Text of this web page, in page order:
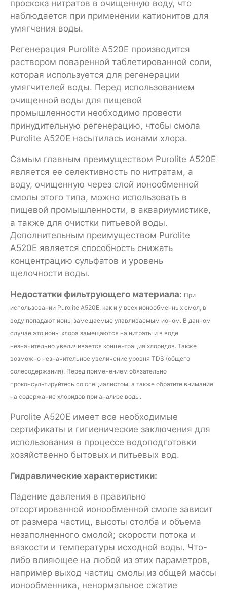
проскока нитратов в очищенную воду, что
наблюдается при применении катионитов для
умягчения воды.
Регенерация Purolite А520Е производится
раствором поваренной таблетированной соли,
которая используется для регенерации
умягчителей воды. Перед использованием
очищенной воды для пищевой
промышленности необходимо провести
принудительную регенерацию, чтобы смола
Purolite А520Е насытилась ионами хлора.
Самым главным преимуществом Purolite А520Е
является ее селективность по нитратам, а
воду, очищенную через слой ионообменной
смолы этого типа, можно использовать в
пищевой промышленности, в аквариумистике,
а также для очистки питьевой воды.
Дополнительным преимуществом Purolite
А520Е является способность снижать
концентрацию сульфатов и уровень
щелочности воды.
Недостатки фильтрующего материала: При
использовании Purolite А520Е, как и у всех ионообменных смол, в
воду попадают ионы замещаемые улавливаемым ионом. В данном
случае это ионы хлора замещаются на нитраты и в воде
незначительно увеличивается концентрация хлоридов. Также
возможно незначительное увеличение уровня TDS (общего
солесодержания). Перед применением обязательно
проконсультируйтесь со специалистом, а также обратите внимание
на содержание хлоридов при анализе воды.
Purolite А520Е имеет все необходимые
сертификаты и гигиенические заключения для
использования в процессе водоподготовки
хозяйственно бытовых и питьевых вод.
Гидравлические характеристики:
Падение давления в правильно
отсортированной ионообменной смоле зависит
от размера частиц, высоты столба и объема
незаполненного смолой; скорости потока и
вязкости и температуры исходной воды. Что-
либо влияющее на любой из этих параметров,
например выход частиц смолы из общей массы
ионообменника, ненормальное сжатие